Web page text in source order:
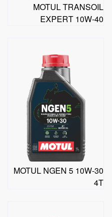
MOTUL TRANSOIL
EXPERT 10W-40
MOTUL NGEN 5 10W-30
4T